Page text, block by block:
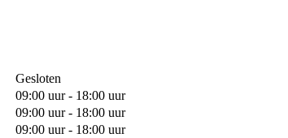
Gesloten
09:00 uur - 18:00 uur
09:00 uur - 18:00 uur
09:00 uur - 18:00 uur